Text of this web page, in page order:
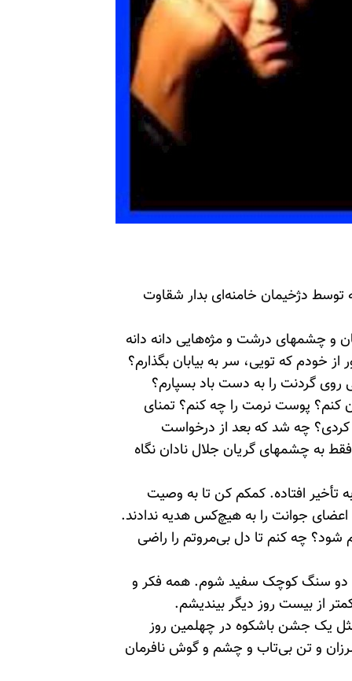
دژخیمان خامنه‌ای بدار شقاوت
و چشمهای درشت و مژه‌هایی دانه دانه
خودم که تویی، سر به بیابان بگذارم؟
روی گردنت را به دست باد بسپارم؟
کنم؟ پوست نرمت را چه کنم؟ تمنای
چه شد که بعد از درخواست
به چشمهای گریان جلال نادان نگاه
تأخیر افتاده. کمکم کن تا به وصیت
جوانت را به هیچ‌کس هدیه ندادند.
چه کنم تا دل بی‌مروتم را راضی
با دو سنگ کوچک سفید شوم. همه فکر و
از بیست روز دیگر بیندیشم.
یک جشن باشکوه در چهلمین روز
و تن بی‌تاب و چشم و گوش نافرمان